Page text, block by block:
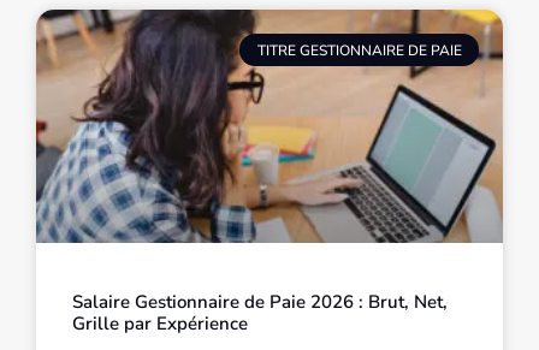
TITRE GESTIONNAIRE DE PAIE
Salaire Gestionnaire de Paie 2026 : Brut, Net,
Grille par Expérience